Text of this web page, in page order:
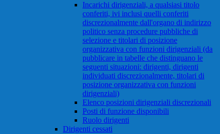
Incarichi dirigenziali, a qualsiasi titolo
conferiti, ivi inclusi quelli conferiti
discrezionalmente dall'organo di indirizzo
politico senza procedure pubbliche di
selezione e titolari di posizione
organizzativa con funzioni dirigenziali (da
pubblicare in tabelle che distinguano le
seguenti situazioni: dirigenti, dirigenti
individuati discrezionalmente, titolari di
posizione organizzativa con funzioni
dirigenziali)
Elenco posizioni dirigenziali discrezionali
Posti di funzione disponibili
Ruolo dirigenti
Dirigenti cessati